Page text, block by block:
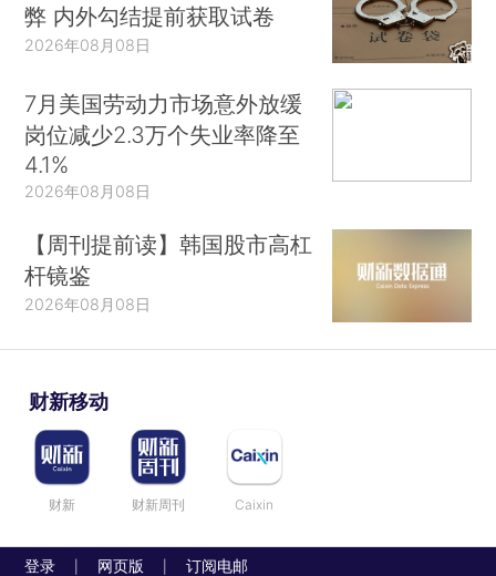
弊 内外勾结提前获取试卷
2026年08月08日
7月美国劳动力市场意外放缓
岗位减少2.3万个失业率降至
4.1%
2026年08月08日
【周刊提前读】韩国股市高杠
杆镜鉴
2026年08月08日
财新移动
财新 财新周刊 Caixin
登录 网页版 订阅电邮